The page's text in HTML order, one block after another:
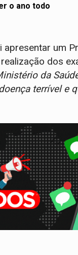
o ano todo
apresentar um
dos
da
terrível e